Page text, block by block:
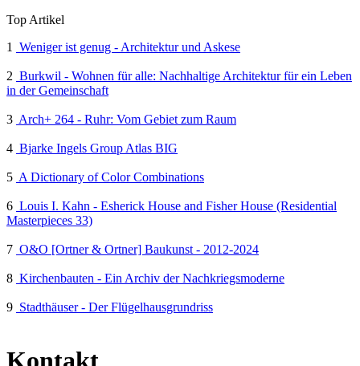
Top Artikel
1
Weniger ist genug - Architektur und Askese
2 Burkwil - Wohnen für alle: Nachhaltige Architektur für ein Leben
in der Gemeinschaft
3 Arch+ 264 - Ruhr: Vom Gebiet zum Raum
4 Bjarke Ingels Group Atlas BIG
5 A Dictionary of Color Combinations
6 Louis I. Kahn - Esherick House and Fisher House (Residential
Masterpieces 33)
7 O&O [Ortner & Ortner] Baukunst - 2012-2024
8 Kirchenbauten - Ein Archiv der Nachkriegsmoderne
9 Stadthäuser - Der Flügelhausgrundriss